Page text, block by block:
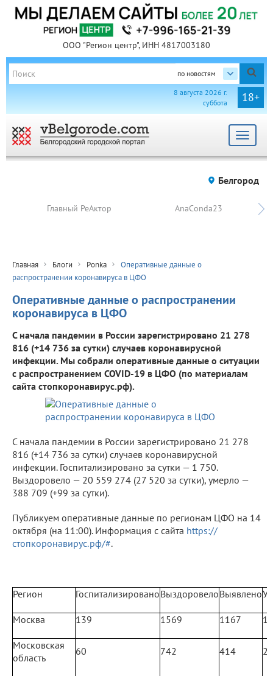
ООО "Регион центр", ИНН 4817003180
по новостям
18+
8 августа 2026 г.
суббота
Toggle
Белгород
Главный РеАктор AnaConda23
Главная Блоги Ponka
Оперативные данные о
распространении коронавируса в ЦФО
Оперативные данные о распространении
коронавируса в ЦФО
С начала пандемии в России зарегистрировано 21 278
816 (+14 736 за сутки) случаев коронавирусной
инфекции. Мы собрали оперативные данные о ситуации
с распространением COVID-19 в ЦФО (по материалам
сайта стопкоронавирус.рф).
С начала пандемии в России зарегистрировано 21 278
816 (+14 736 за сутки) случаев коронавирусной
инфекции. Госпитализировано за сутки — 1 750.
Выздоровело — 20 559 274 (27 520 за сутки), умерло —
388 709 (+99 за сутки).
Публикуем оперативные данные по регионам ЦФО на 14
октября (на 11:00). Информация с сайта https://
стопкоронавирус.рф/#.
Регион ГоспитализированоВыздоровелоВыявлено
Москва 139 1569 1167 19
Московская
область
60 742 414 2